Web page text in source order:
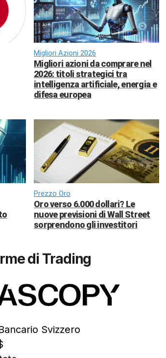
Migliori Azioni 2026
Migliori azioni da comprare nel
2026: titoli strategici tra
intelligenza artificiale, energia e
difesa europea
Prezzo Oro
Oro verso 6.000 dollari? Le
nuove previsioni di Wall Street
sorprendono gli investitori
di Trading
Svizzero